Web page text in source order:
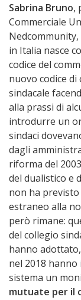
Sabrina Bruno,
Commerciale
in Italia nasce
codice del
nuovo codice
sindacale
alla prassi di
introdurre un
sindaci
dagli
riforma del
del dualistico e
non ha
estraneo alla
però rimane:
del collegio
hanno
nel 2018
sistema un
mutuate per il